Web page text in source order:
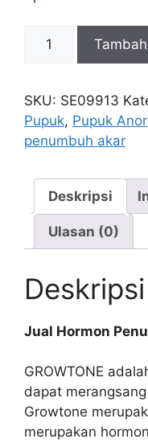
Kuantitas
Akar
Growtone
100gr
SKU: SE09913
Pupuk, Pupuk
penumbuh akar
Deskripsi
Ulasan (0)
Deskripsi
Jual Hormon
GROWTONE
dapat
Growtone
merupakan